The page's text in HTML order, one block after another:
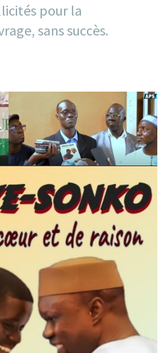
pour la
sans succès.